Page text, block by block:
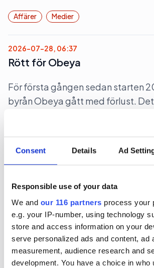
Consent Details Ad
Responsible use of your data
We and our 116 partners process your
e.g. your IP-number, using technology
store and access information on your
serve personalized ads and content, ad
measurement, audience research and
development. You have a choice in who
Affärer Medier
2026-07-28, 06:37
Rött för Obeya
För första gången sedan starten
byrån Obeya gått med förlust.
Affärer Pr
Nedåt men närmare svart för
Intellecta
Pr-byrån Intellecta minskade
2025 men tog ett steg närmare
Affärer